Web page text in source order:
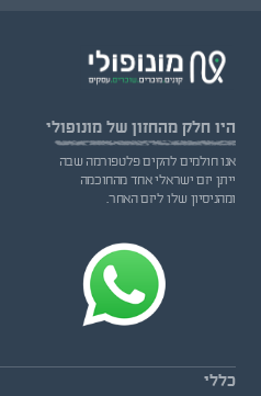
היו חלק מהחזון של מונופולי
אנו חולמים להקים פלטפורמה שבה
ייתן יזם ישראלי אחד מהחוכמה
ומהניסיון שלו ליזם האחר.
כללי